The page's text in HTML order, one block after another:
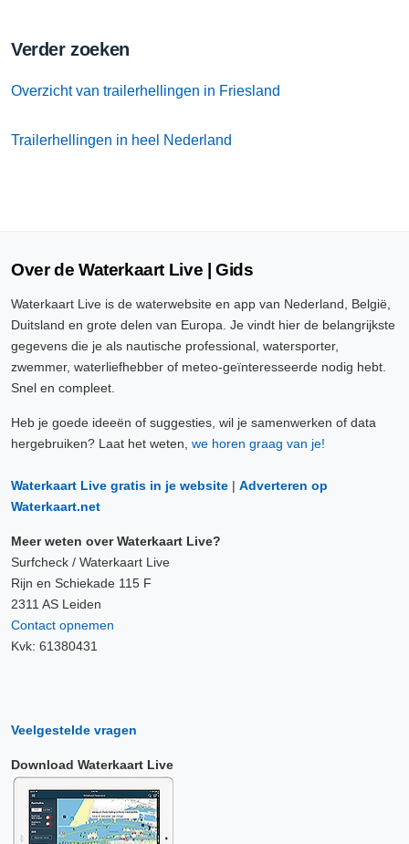
Verder zoeken
Overzicht van trailerhellingen in Friesland
Trailerhellingen in heel Nederland
Over de Waterkaart Live | Gids
Waterkaart Live is de waterwebsite en app van Nederland, België,
Duitsland en grote delen van Europa. Je vindt hier de belangrijkste
gegevens die je als nautische professional, watersporter,
zwemmer, waterliefhebber of meteo-geïnteresseerde nodig hebt.
Snel en compleet.
Heb je goede ideeën of suggesties, wil je samenwerken of data
hergebruiken? Laat het weten, we horen graag van je!
Waterkaart Live gratis in je website | Adverteren op
Waterkaart.net
Meer weten over Waterkaart Live?
Surfcheck / Waterkaart Live
Rijn en Schiekade 115 F
2311 AS Leiden
Contact opnemen
Kvk: 61380431
Veelgestelde vragen
Download Waterkaart Live